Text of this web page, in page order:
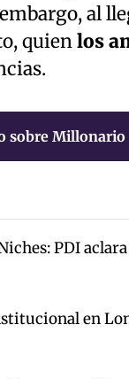
al
quienlos
sobre Millonario
PDI
en